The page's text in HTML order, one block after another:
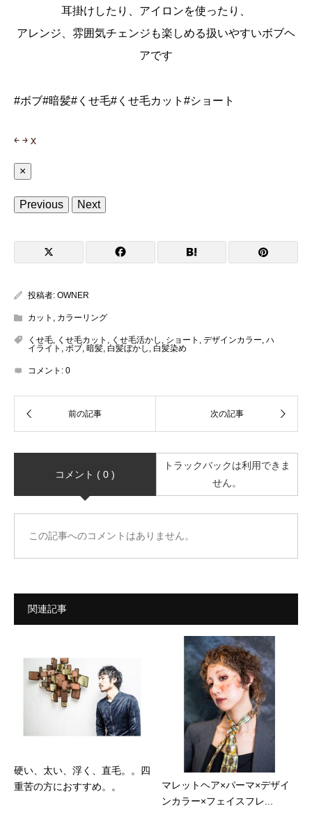
耳掛けしたり、アイロンを使ったり、
アレンジ、雰囲気チェンジも楽しめる扱いやすいボブヘ
アです
#ボブ#暗髪#くせ毛#くせ毛カット#ショート
￩ ￫ x
×
Previous Next
投稿者: OWNER
カット , カラーリング
くせ毛, くせ毛カット , くせ毛活かし , ショート , デザインカラー, ハ
イライト , ボブ, 暗髪, 白髪ぼかし , 白髪染め
コメント: 0
コメント ( 0 )
トラックバックは利用できま
せん。
この記事へのコメントはありません。
関連記事
硬い、太い、浮く、直毛。。四
重苦の方におすすめ。。
マレットヘア×パーマ×デザイ
ンカラー×フェイスフレ...